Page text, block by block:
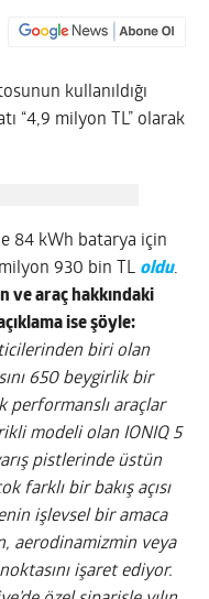
kullanıldığı
“4,9 milyon TL” olarak
84 kWh batarya için
930 bin TL oldu.
ve araç hakkındaki
ise şöyle:
biri olan
650 beygirlik bir
performanslı araçlar
modeli olan IONIQ 5
pistlerinde üstün
farklı bir bakış açısı
işlevsel bir amaca
aerodinamizmin veya
işaret ediyor.